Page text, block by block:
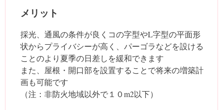
メリット
採光、通風の条件が良くコの字型やL字型の平面形
状からプライバシーが高く、パーゴラなどを設ける
ことのより夏季の日差しを緩和できます
また、屋根・開口部を設置することで将来の増築計
画も可能です
（注：非防火地域以外で１０m2以下）